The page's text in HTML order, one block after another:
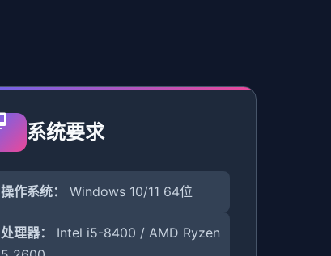
系统要求
操作系统： Windows 10/11 64位
处理器：
Intel i5-8400 / AMD Ryzen